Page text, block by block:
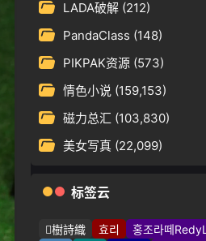
LADA破解 (212)
PandaClass (148)
PIKPAK资源 (573)
情色小说 (159,153)
磁力总汇 (103,830)
美女写真 (22,099)
标签云
樹詩織 효리
홍조라떼